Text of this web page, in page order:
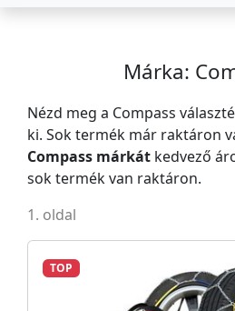
Márka:
Nézd meg a Compass
ki. Sok termék már raktáron
Compass márkát kedvező
sok termék van raktáron.
1. oldal
TOP